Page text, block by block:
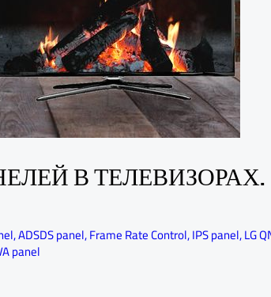
В ТЕЛЕВИЗОРАХ.
,ADSDS panel,Frame Rate Control,IPS panel,LG
panel